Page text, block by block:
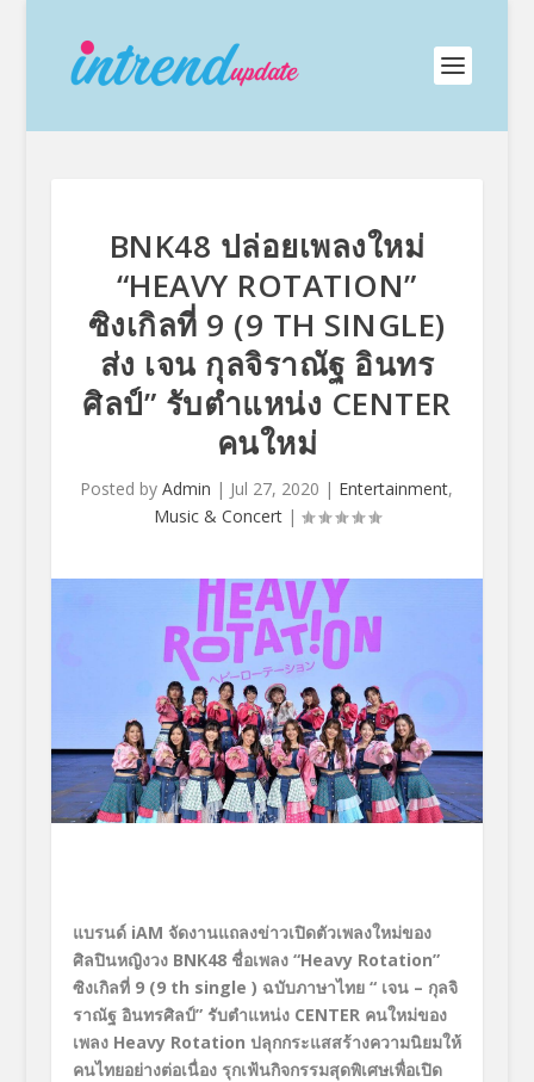
BNK48 ปล่อยเพลงใหม่
“HEAVY ROTATION”
ซิงเกิลที่ 9 (9 TH SINGLE)
ส่ง เจน กุลจิราณัฐ อินทร
ศิลป์” รับตำแหน่ง CENTER
คนใหม่
Posted byAdmin | Jul 27, 2020 | Entertainment,
Music & Concert|
แบรนด์ iAM จัดงานแถลงข่าวเปิดตัวเพลงใหม่ของ
ศิลปินหญิงวง BNK48ชื่อเพลง “Heavy Rotation”
ซิงเกิลที่ 9 (9 th single ) ฉบับภาษาไทย “ เจน – กุลจิ
ราณัฐ อินทรศิลป์” รับตำแหน่ง CENTER คนใหม่ของ
เพลง Heavy Rotation ปลุกกระแสสร้างความนิยมให้
คนไทยอย่างต่อเนื่อง รุกเฟ้นกิจกรรมสุดพิเศษเพื่อเปิด